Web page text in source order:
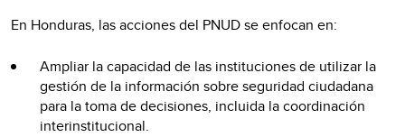
En Honduras, las acciones del PNUD se enfocan en:
Ampliar la capacidad de las instituciones de utilizar la
gestión de la información sobre seguridad ciudadana
para la toma de decisiones, incluida la coordinación
interinstitucional.